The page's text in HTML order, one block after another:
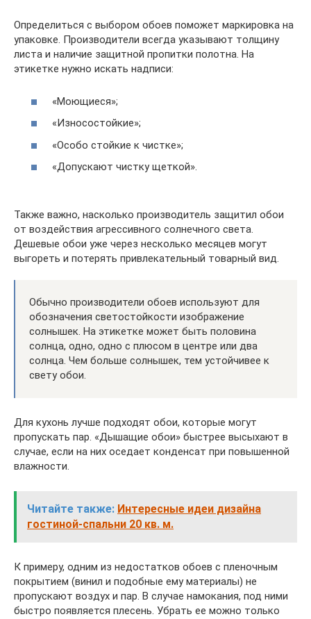
Определиться с выбором обоев поможет маркировка на
упаковке. Производители всегда указывают толщину
листа и наличие защитной пропитки полотна. На
этикетке нужно искать надписи:
«Моющиеся»;
«Износостойкие»;
«Особо стойкие к чистке»;
«Допускают чистку щеткой».
Также важно, насколько производитель защитил обои
от воздействия агрессивного солнечного света.
Дешевые обои уже через несколько месяцев могут
выгореть и потерять привлекательный товарный вид.
Обычно производители обоев используют для
обозначения светостойкости изображение
солнышек. На этикетке может быть половина
солнца, одно, одно с плюсом в центре или два
солнца. Чем больше солнышек, тем устойчивее к
свету обои.
Для кухонь лучше подходят обои, которые могут
пропускать пар. «Дышащие обои» быстрее высыхают в
случае, если на них оседает конденсат при повышенной
влажности.
Читайте также: Интересные идеи дизайна
гостиной-спальни 20 кв. м.
К примеру, одним из недостатков обоев с пленочным
покрытием (винил и подобные ему материалы) не
пропускают воздух и пар. В случае намокания, под ними
быстро появляется плесень. Убрать ее можно только